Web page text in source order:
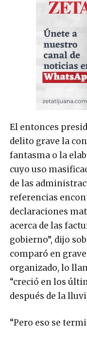
El entonces
delito grave la
fantasma o la
cuyo uso
de las
referencias
declaraciones
acerca de las
gobierno”, dijo
comparó en
organizado, lo
“creció en los
después de la
“Pero eso se